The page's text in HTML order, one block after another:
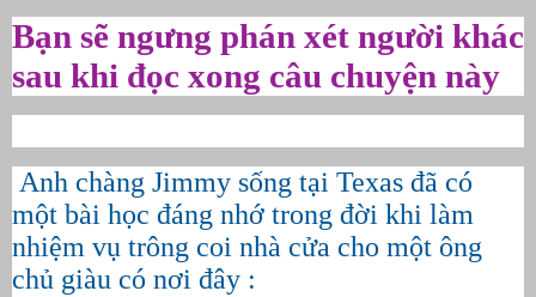
Bạn sẽ ngưng phán xét người khác
sau khi đọc xong câu chuyện này
Anh chàng Jimmy sống tại Texas đã có
một bài học đáng nhớ trong đời khi làm
nhiệm vụ trông coi nhà cửa cho một ông
chủ giàu có nơi đây :